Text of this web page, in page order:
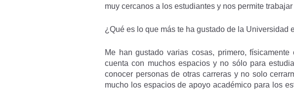
muy cercanos a los estudiantes y nos permite
¿Qué es lo que más te ha gustado de la Universidad
Me han gustado varias cosas, primero,
cuenta con muchos espacios y no sólo para
conocer personas de otras carreras y no solo
mucho los espacios de apoyo académico para los